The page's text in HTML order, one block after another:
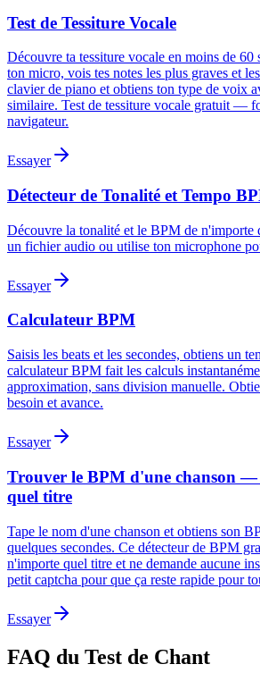
Test de Tessiture Vocale
Découvre ta tessiture vocale en moins de 60
ton micro, vois tes notes les plus graves et
clavier de piano et obtiens ton type de voix
similaire. Test de tessiture vocale gratuit —
navigateur.
Essayer
Détecteur de Tonalité et Tempo
Découvre la tonalité et le BPM de n'importe
un fichier audio ou utilise ton microphone
Essayer
Calculateur BPM
Saisis les beats et les secondes, obtiens un
calculateur BPM fait les calculs
approximation, sans division manuelle.
besoin et avance.
Essayer
Trouver le BPM d'une chanson
quel titre
Tape le nom d'une chanson et obtiens son
quelques secondes. Ce détecteur de BPM
n'importe quel titre et ne demande aucune
petit captcha pour que ça reste rapide pour
Essayer
FAQ du Test de Chant